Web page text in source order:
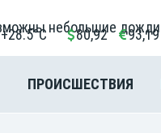
+28.5°C 80,92 93,19
ПРОИСШЕСТВИЯ